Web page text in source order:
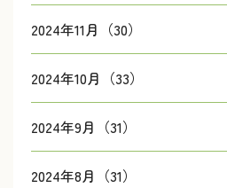
2024年11月（30）
2024年10月（33）
2024年9月（31）
2024年8月（31）